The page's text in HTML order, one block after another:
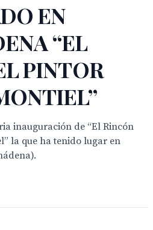
EN
“EL
PINTOR
inauguración de “El Rincón
la que ha tenido lugar en